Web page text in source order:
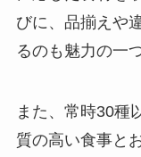
びに、品揃えや
るのも魅力の一
また、常時30種
質の高い食事と